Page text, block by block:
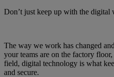
Don’t just keep up with the
The way we work has changed
your teams are on the factory
field, digital technology is what
and secure.